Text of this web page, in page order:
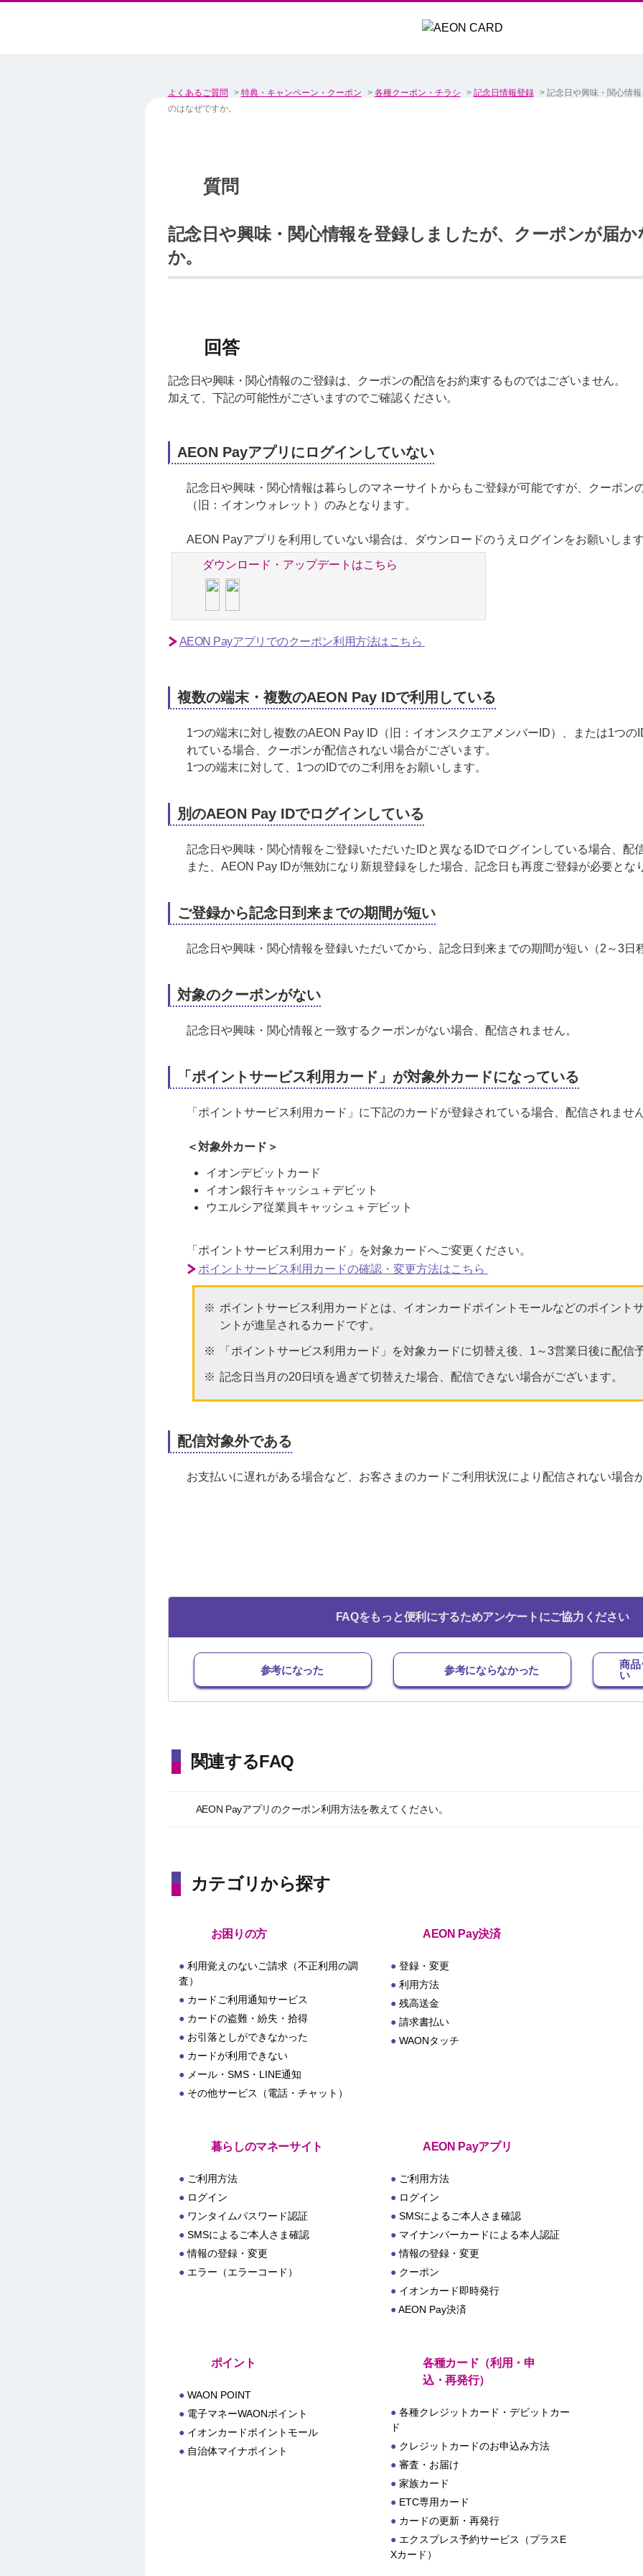
よくあるご質問 > 特典・キャンペーン・クーポン > 各種クーポン・チラシ > 記念日情報登録 > 記念日や興味・関心情
のはなぜですか。
記念日や興味・関心情報を登録しましたが、クーポンが届
か。
記念日や興味・関心情報のご登録は、クーポンの配信をお約束するものではございません。
加えて、下記の可能性がございますのでご確認ください。
AEON Payアプリにログインしていない
記念日や興味・関心情報は暮らしのマネーサイトからもご登録が可能ですが、クーポン
（旧：イオンウォレット）のみとなります。
AEON Payアプリを利用していない場合は、ダウンロードのうえログインをお願いしま
ダウンロード・アップデートはこちら
AEON Payアプリでのクーポン利用方法はこちら
複数の端末・複数のAEON Pay IDで利用している
1つの端末に対し複数のAEON Pay ID（旧：イオンスクエアメンバーID）、または1つの
れている場合、クーポンが配信されない場合がございます。
1つの端末に対して、1つのIDでのご利用をお願いします。
別のAEON Pay IDでログインしている
記念日や興味・関心情報をご登録いただいたIDと異なるIDでログインしている場合、配
また、AEON Pay IDが無効になり新規登録をした場合、記念日も再度ご登録が必要とな
ご登録から記念日到来までの期間が短い
記念日や興味・関心情報を登録いただいてから、記念日到来までの期間が短い（2～3日
対象のクーポンがない
記念日や興味・関心情報と一致するクーポンがない場合、配信されません。
「ポイントサービス利用カード」が対象外カードになっている
「ポイントサービス利用カード」に下記のカードが登録されている場合、配信されませ
＜対象外カード＞
イオンデビットカード
イオン銀行キャッシュ＋デビット
ウエルシア従業員キャッシュ＋デビット
「ポイントサービス利用カード」を対象カードへご変更ください。
ポイントサービス利用カードの確認・変更方法はこちら
ポイントサービス利用カードとは、イオンカードポイントモールなどのポイント
ントが進呈されるカードです。
「ポイントサービス利用カード」を対象カードに切替え後、1～3営業日後に配信
記念日当月の20日頃を過ぎて切替えた場合、配信できない場合がございます。
配信対象外である
お支払いに遅れがある場合など、お客さまのカードご利用状況により配信されない場合
FAQをもっと便利にするためアンケートにご協力ください
参考になった 参考にならなかった
商品
い
関連するFAQ
AEON Payアプリのクーポン利用方法を教えてください。
カテゴリから探す
お困りの方
利用覚えのないご請求（不正利用の調
査）
カードご利用通知サービス
カードの盗難・紛失・拾得
お引落としができなかった
カードが利用できない
メール・SMS・LINE通知
その他サービス（電話・チャット）
AEON Pay決済
登録・変更
利用方法
残高送金
請求書払い
WAONタッチ
暮らしのマネーサイト
ご利用方法
ログイン
ワンタイムパスワード認証
SMSによるご本人さま確認
情報の登録・変更
エラー（エラーコード）
AEON Payアプリ
ご利用方法
ログイン
SMSによるご本人さま確認
マイナンバーカードによる本人認証
情報の登録・変更
クーポン
イオンカード即時発行
AEON Pay決済
ポイント
WAON POINT
電子マネーWAONポイント
イオンカードポイントモール
自治体マイナポイント
各種カード（利用・申
込・再発行）
各種クレジットカード・デビットカー
ド
クレジットカードのお申込み方法
審査・お届け
家族カード
ETC専用カード
カードの更新・再発行
エクスプレス予約サービス（プラスE
Xカード）